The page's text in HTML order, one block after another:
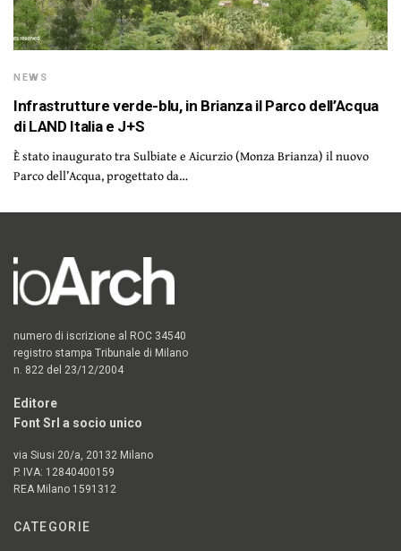
NEWS
Infrastrutture verde-blu, in Brianza il Parco dell’Acqua
di LAND Italia e J+S
È stato inaugurato tra Sulbiate e Aicurzio (Monza Brianza) il nuovo
Parco dell’Acqua, progettato da…
numero di iscrizione al ROC 34540
registro stampa Tribunale di Milano
n. 822 del 23/12/2004
Editore
Font Srl a socio unico
via Siusi 20/a, 20132 Milano
P. IVA: 12840400159
REA Milano 1591312
CATEGORIE